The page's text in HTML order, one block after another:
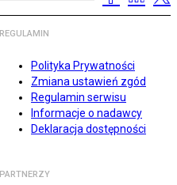
REGULAMIN
Polityka Prywatności
Zmiana ustawień zgód
Regulamin serwisu
Informacje o nadawcy
Deklaracja dostępności
PARTNERZY